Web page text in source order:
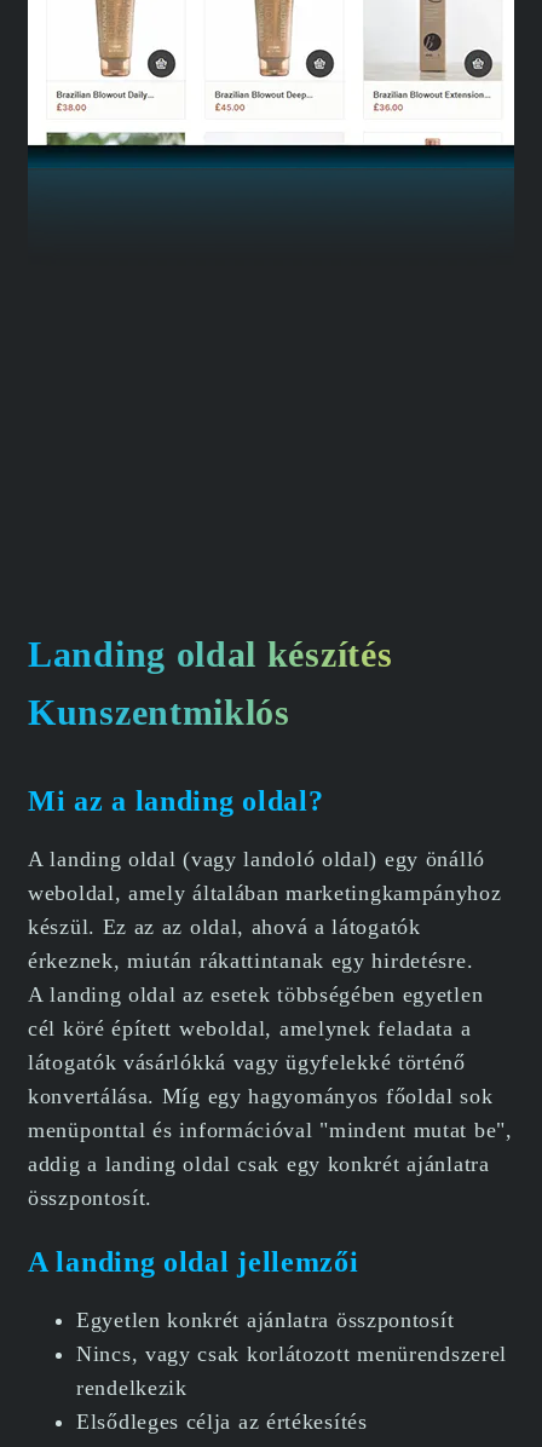
Landing oldal készítés
Kunszentmiklós
Mi az a landing oldal?
A landing oldal (vagy landoló oldal) egy önálló
weboldal, amely általában marketingkampányhoz
készül. Ez az az oldal, ahová a látogatók
érkeznek, miután rákattintanak egy hirdetésre.
A landing oldal az esetek többségében egyetlen
cél köré épített weboldal, amelynek feladata a
látogatók vásárlókká vagy ügyfelekké történő
konvertálása. Míg egy hagyományos főoldal sok
menüponttal és információval "mindent mutat be",
addig a landing oldal csak egy konkrét ajánlatra
összpontosít.
A landing oldal jellemzői
Egyetlen konkrét ajánlatra összpontosít
Nincs, vagy csak korlátozott menürendszerel
rendelkezik
Elsődleges célja az értékesítés